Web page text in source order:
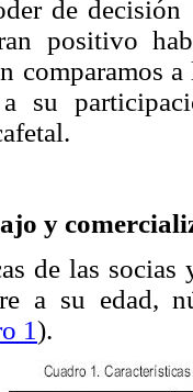
de
positivo
comparamos
su
y
de las
a su edad,
1).